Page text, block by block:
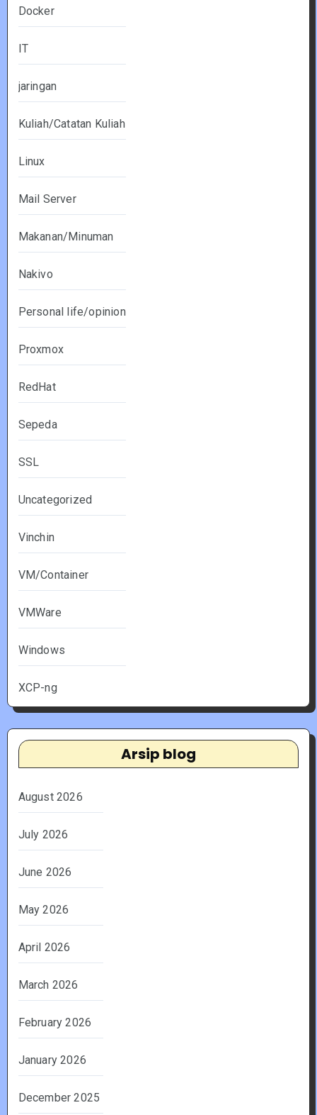
Docker
IT
jaringan
Kuliah/Catatan Kuliah
Linux
Mail Server
Makanan/Minuman
Nakivo
Personal life/opinion
Proxmox
RedHat
Sepeda
SSL
Uncategorized
Vinchin
VM/Container
VMWare
Windows
XCP-ng
Arsip blog
August 2026
July 2026
June 2026
May 2026
April 2026
March 2026
February 2026
January 2026
December 2025